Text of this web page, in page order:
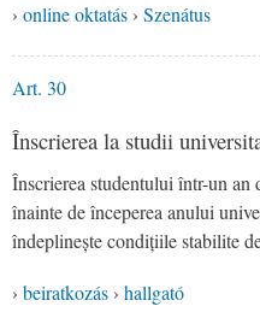
› online oktatás › Szenátus
Art. 30
Înscrierea la studii
Înscrierea studentului într-un an
înainte de începerea anului
îndeplinește condițiile stabilite
› beiratkozás › hallgató